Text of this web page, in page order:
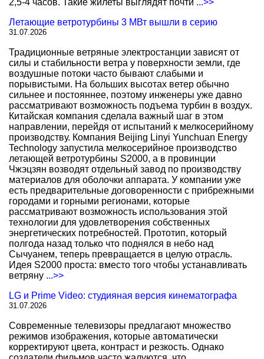
2,5-4 часов. Такие жилеты выглядят почти ...>>
Летающие ветротурбины 3 МВт вышли в серию
31.07.2026
Традиционные ветряные электростанции зависят от
силы и стабильности ветра у поверхности земли, где
воздушные потоки часто бывают слабыми и
порывистыми. На больших высотах ветер обычно
сильнее и постояннее, поэтому инженеры уже давно
рассматривают возможность подъема турбин в воздух.
Китайская компания сделала важный шаг в этом
направлении, перейдя от испытаний к мелкосерийному
производству. Компания Beijing Linyi Yunchuan Energy
Technology запустила мелкосерийное производство
летающей ветротурбины S2000, а в провинции
Чжэцзян возводят отдельный завод по производству
материалов для оболочки аппарата. У компании уже
есть предварительные договоренности с прибрежными
городами и горными регионами, которые
рассматривают возможность использования этой
технологии для удовлетворения собственных
энергетических потребностей. Прототип, который
полгода назад только что поднялся в небо над
Сычуанем, теперь превращается в целую отрасль.
Идея S2000 проста: вместо того чтобы устанавливать
ветряну ...>>
LG и Prime Video: студияная версия кинематографа
31.07.2026
Современные телевизоры предлагают множество
режимов изображения, которые автоматически
корректируют цвета, контраст и резкость. Однако